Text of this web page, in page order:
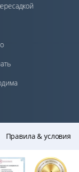
Правила & условия